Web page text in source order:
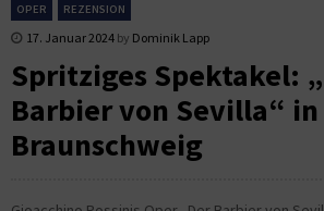
OPER REZENSION
17. Januar 2024 by Dominik Lapp
Spritziges Spektakel:
Barbier von Sevilla“ in
Braunschweig